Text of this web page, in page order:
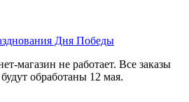
Дня Победы
магазин не работает. Все заказы
обработаны 12 мая.